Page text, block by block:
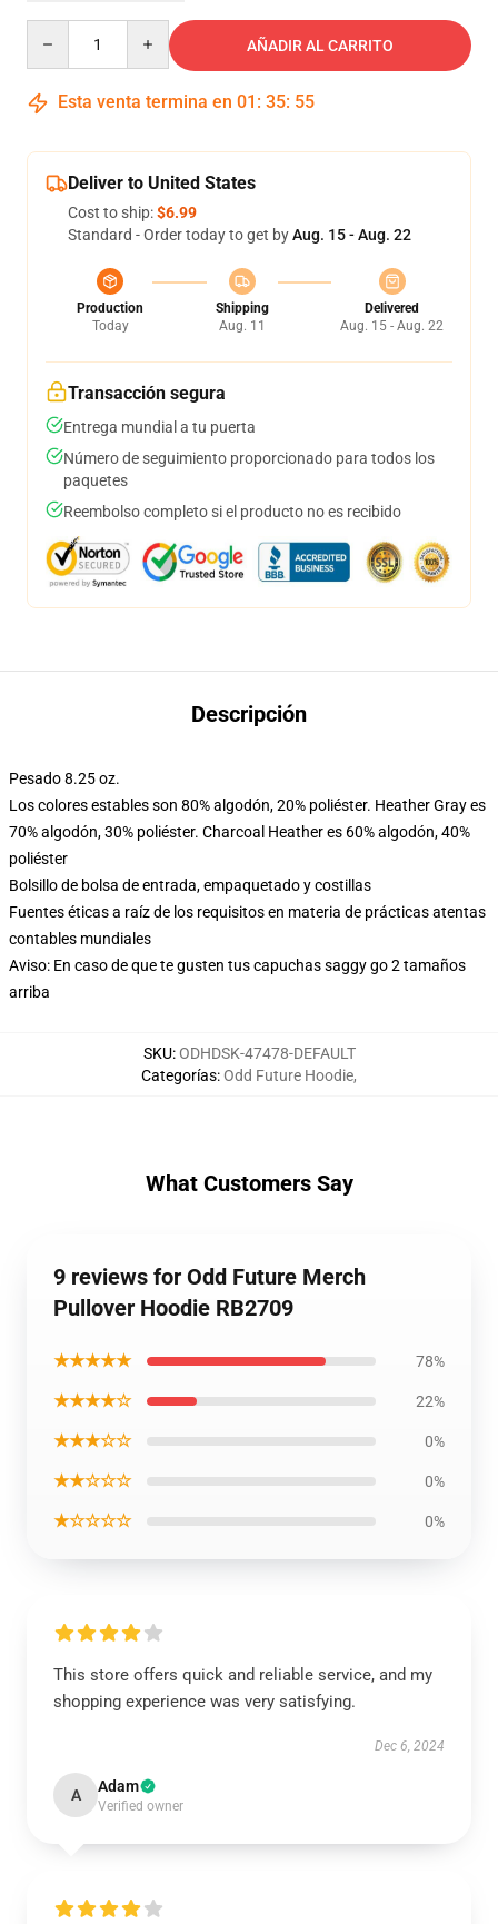
AÑADIR AL CARRITO
Esta venta termina en 01 : 35: 54
Deliver to United States
Cost to ship:$6.99
Standard - Order today to get byAug. 15 - Aug. 22
Production
Today
Shipping
Aug. 11
Delivered
Aug. 15 - Aug. 22
Transacción segura
Entrega mundial a tu puerta
Número de seguimiento proporcionado para todos los
paquetes
Reembolso completo si el producto no es recibido
Descripción
Pesado 8.25 oz.
Los colores estables son 80% algodón, 20% poliéster. Heather Gray es
70% algodón, 30% poliéster. Charcoal Heather es 60% algodón, 40%
poliéster
Bolsillo de bolsa de entrada, empaquetado y costillas
Fuentes éticas a raíz de los requisitos en materia de prácticas atentas
contables mundiales
Aviso: En caso de que te gusten tus capuchas saggy go 2 tamaños
arriba
SKU:ODHDSK-47478-DEFAULT
Categorías:Odd Future Hoodie,
What Customers Say
9 reviews for Odd Future Merch
Pullover Hoodie RB2709
★★★★★ 78%
★★★★☆ 22%
★★★☆☆ 0%
★★☆☆☆ 0%
★☆☆☆☆ 0%
This store offers quick and reliable service, and my
shopping experience was very satisfying.
Dec 6, 2024
A Adam
Verified owner